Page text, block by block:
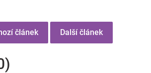
článek Další článek